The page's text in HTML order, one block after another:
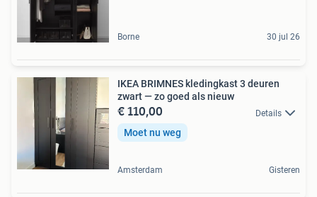
Borne 30 jul 26
IKEA BRIMNES kledingkast 3 deuren
zwart — zo goed als nieuw
€ 110,00 Details
Moet nu weg
Amsterdam Gisteren